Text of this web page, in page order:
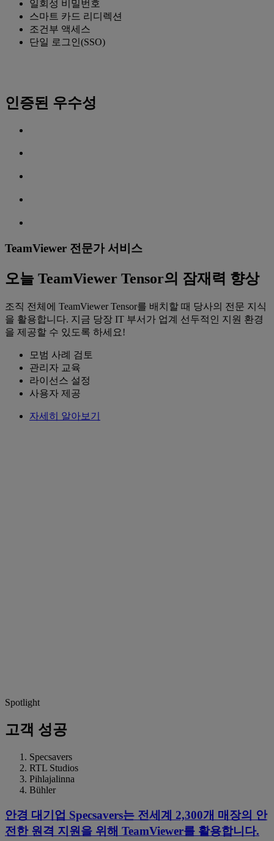
일회성 비밀번호
스마트 카드 리디렉션
조건부 액세스
단일 로그인(SSO)
인증된 우수성
TeamViewer 전문가 서비스
오늘 TeamViewer Tensor의 잠재력 향상
조직 전체에 TeamViewer Tensor를 배치할 때 당사의 전문 지식
을 활용합니다. 지금 당장 IT 부서가 업계 선두적인 지원 환경
을 제공할 수 있도록 하세요!
모범 사례 검토
관리자 교육
라이선스 설정
사용자 제공
자세히 알아보기
Spotlight
고객 성공
Specsavers
RTL Studios
Pihlajalinna
Bühler
안경 대기업 Specsavers는 전세계 2,300개 매장의 안
전한 원격 지원을 위해 TeamViewer를 활용합니다.